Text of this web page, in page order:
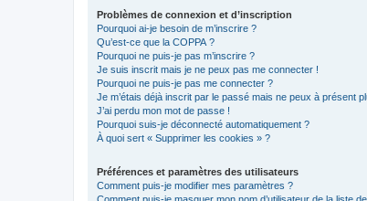
Problèmes de connexion et d’inscription
Pourquoi ai-je besoin de m’inscrire ?
Qu’est-ce que la COPPA ?
Pourquoi ne puis-je pas m’inscrire ?
Je suis inscrit mais je ne peux pas me connecter !
Pourquoi ne puis-je pas me connecter ?
Je m’étais déjà inscrit par le passé mais ne peux à présent
J’ai perdu mon mot de passe !
Pourquoi suis-je déconnecté automatiquement ?
À quoi sert « Supprimer les cookies » ?
Préférences et paramètres des utilisateurs
Comment puis-je modifier mes paramètres ?
Comment puis-je masquer mon nom d’utilisateur de la liste